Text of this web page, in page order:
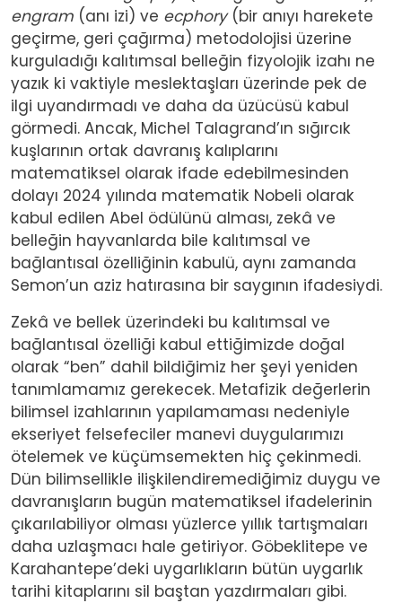
engram (anı izi) ve ecphory (bir anıyı harekete
geçirme, geri çağırma) metodolojisi üzerine
kurguladığı kalıtımsal belleğin fizyolojik izahı ne
yazık ki vaktiyle meslektaşları üzerinde pek de
ilgi uyandırmadı ve daha da üzücüsü kabul
görmedi. Ancak, Michel Talagrand’ın sığırcık
kuşlarının ortak davranış kalıplarını
matematiksel olarak ifade edebilmesinden
dolayı 2024 yılında matematik Nobeli olarak
kabul edilen Abel ödülünü alması, zekâ ve
belleğin hayvanlarda bile kalıtımsal ve
bağlantısal özelliğinin kabulü, aynı zamanda
Semon’un aziz hatırasına bir saygının ifadesiydi.
Zekâ ve bellek üzerindeki bu kalıtımsal ve
bağlantısal özelliği kabul ettiğimizde doğal
olarak “ben” dahil bildiğimiz her şeyi yeniden
tanımlamamız gerekecek. Metafizik değerlerin
bilimsel izahlarının yapılamaması nedeniyle
ekseriyet felsefeciler manevi duygularımızı
ötelemek ve küçümsemekten hiç çekinmedi.
Dün bilimsellikle ilişkilendiremediğimiz duygu ve
davranışların bugün matematiksel ifadelerinin
çıkarılabiliyor olması yüzlerce yıllık tartışmaları
daha uzlaşmacı hale getiriyor. Göbeklitepe ve
Karahantepe’deki uygarlıkların bütün uygarlık
tarihi kitaplarını sil baştan yazdırmaları gibi.